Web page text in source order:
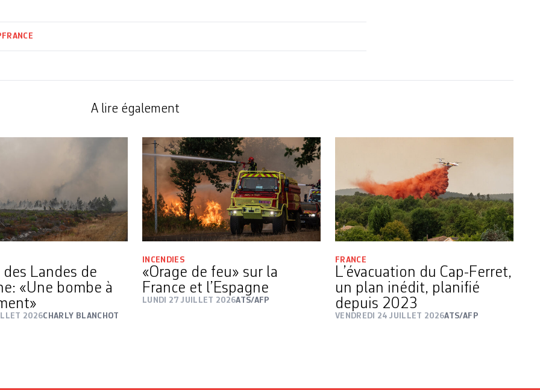
FRANCE
A lire également
Landes de
«Une bombe à
2026CHARLY BLANCHOT
INCENDIES
«Orage de feu» sur la
France et l’Espagne
LUNDI 27 JUILLET 2026ATS/AFP
FRANCE
L’évacuation du Cap-Ferret,
un plan inédit, planifié
depuis 2023
VENDREDI 24 JUILLET 2026ATS/AFP